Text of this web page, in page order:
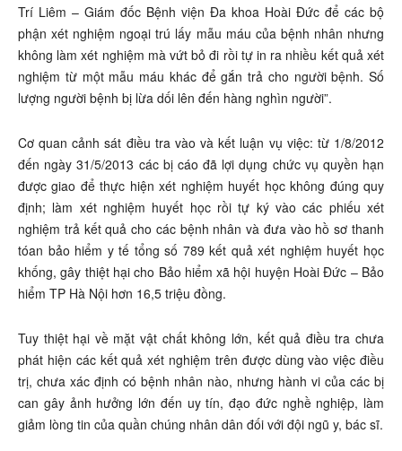
Trí Liêm – Giám đốc Bệnh viện Đa khoa Hoài Đức để các bộ
phận xét nghiệm ngoại trú lấy mẫu máu của bệnh nhân nhưng
không làm xét nghiệm mà vứt bỏ đi rồi tự in ra nhiều kết quả xét
nghiệm từ một mẫu máu khác để gắn trả cho người bệnh. Số
lượng người bệnh bị lừa dối lên đến hàng nghìn người”.
Cơ quan cảnh sát điều tra vào và kết luận vụ việc: từ 1/8/2012
đến ngày 31/5/2013 các bị cáo đã lợi dụng chức vụ quyền hạn
được giao để thực hiện xét nghiệm huyết học không đúng quy
định; làm xét nghiệm huyết học rồi tự ký vào các phiếu xét
nghiệm trả kết quả cho các bệnh nhân và đưa vào hồ sơ thanh
tóan bảo hiểm y tế tổng số 789 kết quả xét nghiệm huyết học
khống, gây thiệt hại cho Bảo hiểm xã hội huyện Hoài Đức – Bảo
hiểm TP Hà Nội hơn 16,5 triệu đồng.
Tuy thiệt hại về mặt vật chất không lớn, kết quả điều tra chưa
phát hiện các kết quả xét nghiệm trên được dùng vào việc điều
trị, chưa xác định có bệnh nhân nào, nhưng hành vi của các bị
can gây ảnh hưởng lớn đến uy tín, đạo đức nghề nghiệp, làm
giảm lòng tin của quần chúng nhân dân đối với đội ngũ y, bác sĩ.